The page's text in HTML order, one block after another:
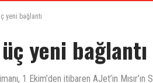
yeni bağlantı
yeni bağlantı
1 Ekim’den itibaren AJet’in